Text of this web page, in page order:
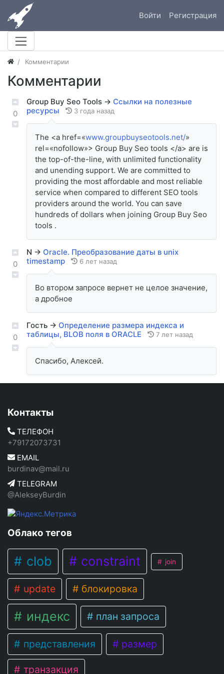
Войти Регистрация
Комментарии
Комментарии
0
Group Buy Seo Tools → Ссылки на полезные
ресурсы
3 года назад
The <a href=«www.groupbuyseotools.net/»
rel=«nofollow»> Group Buy Seo tools </a> are is
the top-of-the-line, with unlimited functionality
and unending support. We are committed to
providing the most affordable and most reliable
service when compared to different SEO tools
providers around the world. You can save
hundreds of dollars when joining Group Buy Seo
tools .
0
N → Oracle. Преобразование даты в unix
timestamp
6 лет назад
Во втором запросе вернет не целое значение,
а дробное
0
Гость → Определение размера индекса и
таблицы, BLOB поля в ORACLE
7 лет назад
Спасибо, Алексей.
Контакты
ТЕЛЕФОН
+79172073731
EMAIL
burdinav@mail.ru
TELEGRAM
@AlekseyBurdin
Облако тегов
clob constraint join
update блокировка
индекс план запроса
представления размер
транзакция